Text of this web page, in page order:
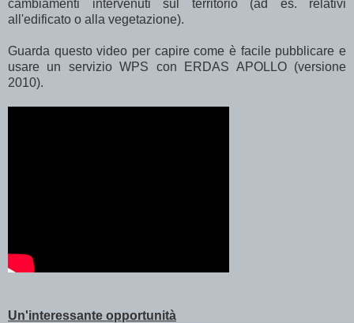
cambiamenti intervenuti sul territorio (ad es. relativi
all'edificato o alla vegetazione).
Guarda questo video per capire come è facile pubblicare e
usare un servizio WPS con ERDAS APOLLO (versione
2010).
Un'interessante opportunità